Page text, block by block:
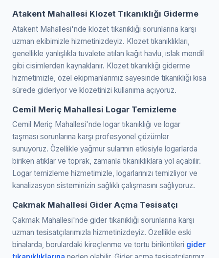
Atakent Mahallesi Klozet Tıkanıklığı Giderme
Atakent Mahallesi'nde klozet tıkanıklığı sorunlarına karşı
uzman ekibimizle hizmetinizdeyiz. Klozet tıkanıklıkları,
genellikle yanlışlıkla tuvalete atılan kağıt havlu, ıslak mendil
gibi cisimlerden kaynaklanır. Klozet tıkanıklığı giderme
hizmetimizle, özel ekipmanlarımız sayesinde tıkanıklığı kısa
sürede gideriyor ve klozetinizi kullanıma açıyoruz.
Cemil Meriç Mahallesi Logar Temizleme
Cemil Meriç Mahallesi'nde logar tıkanıklığı ve logar
taşması sorunlarına karşı profesyonel çözümler
sunuyoruz. Özellikle yağmur sularının etkisiyle logarlarda
biriken atıklar ve toprak, zamanla tıkanıklıklara yol açabilir.
Logar temizleme hizmetimizle, logarlarınızı temizliyor ve
kanalizasyon sisteminizin sağlıklı çalışmasını sağlıyoruz.
Çakmak Mahallesi Gider Açma Tesisatçı
Çakmak Mahallesi'nde gider tıkanıklığı sorunlarına karşı
uzman tesisatçılarımızla hizmetinizdeyiz. Özellikle eski
binalarda, borulardaki kireçlenme ve tortu birikintileri gider